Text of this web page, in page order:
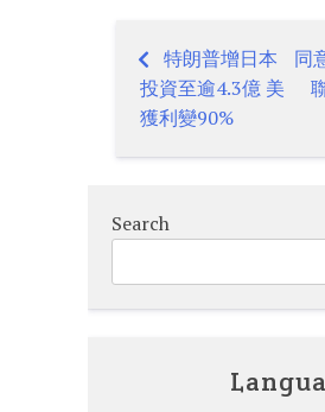
Post
navigation
特朗普增日本
投資至逾4.3億 美
獲利變90%
同
Search